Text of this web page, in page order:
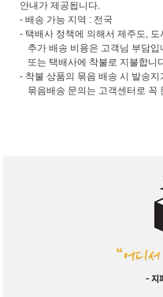
안내가 제공됩니다.
- 배송 가능 지역 : 전국
- 택배사 정책에 의해서 제주도,
추가 배송 비용은 고객님 부담
또는 택배사에 착불로 지불합니
- 착불 상품의 묶음 배송 시 발송
묶음배송 문의는 고객센터로 꼭